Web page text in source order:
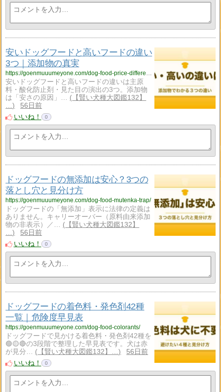
安いドッグフードと高いフードの違い
3つ｜添加物の真実
安いドッグフードと高いフードの違いは主原
料・酸化防止剤・見た目の演出の3つ。添加物
は「安さの原因」…
【賢い犬種大図鑑132】
…
56日前
いいね！
0
ドッグフードの無添加は安心？3つの
落とし穴と見分け方
https://goenmuuumeyone.com/dog-food-mutenka-trap/
ドッグフードの「無添加」表示に法律の定義は
ありません。キャリーオーバー（原料由来添加
物の非表示）／…
【賢い犬種大図鑑132】
…
56日前
いいね！
0
ドッグフードの着色料・発色剤42種
一覧｜危険度早見表
https://goenmuuumeyone.com/dog-food-colorants/
ドッグフードで見かける着色料・発色剤42種を
🟢🟡🔴の3段階で整理した早見表です。犬は赤
が見分…
【賢い犬種大図鑑132】…
56日前
いいね！
0